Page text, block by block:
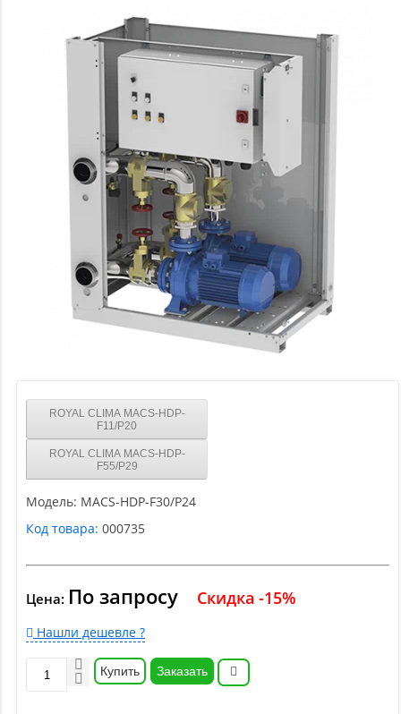
ROYAL CLIMA MACS-HDP-
F11/P20
ROYAL CLIMA MACS-HDP-
F55/P29
Модель: MACS-HDP-F30/P24
Код товара: 000735
Цена: По запросу Скидка -15%
Нашли дешевле ?
Купить Заказать